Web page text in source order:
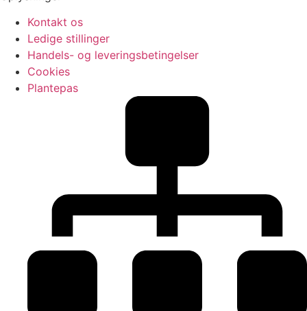
Kontakt os
Ledige stillinger
Handels- og leveringsbetingelser
Cookies
Plantepas